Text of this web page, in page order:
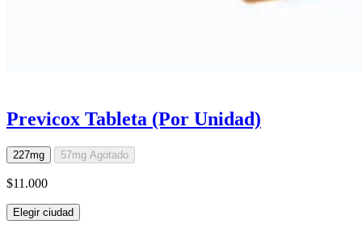
Previcox Tableta (Por Unidad)
227mg 57mg Agotado
$11.000
Elegir ciudad